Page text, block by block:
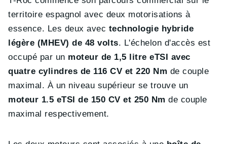
territoire espagnol avec deux motorisations à
essence. Les deux avec technologie hybride
légère (MHEV) de 48 volts. L'échelon d'accès est
occupé par un moteur de 1,5 litre eTSI avec
quatre cylindres de 116 CV et 220 Nm de couple
maximal. À un niveau supérieur se trouve un
moteur 1.5 eTSI de 150 CV et 250 Nm de couple
maximal respectivement.